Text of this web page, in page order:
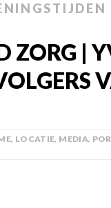
ZORG |
, LOCATIE, MEDIA,